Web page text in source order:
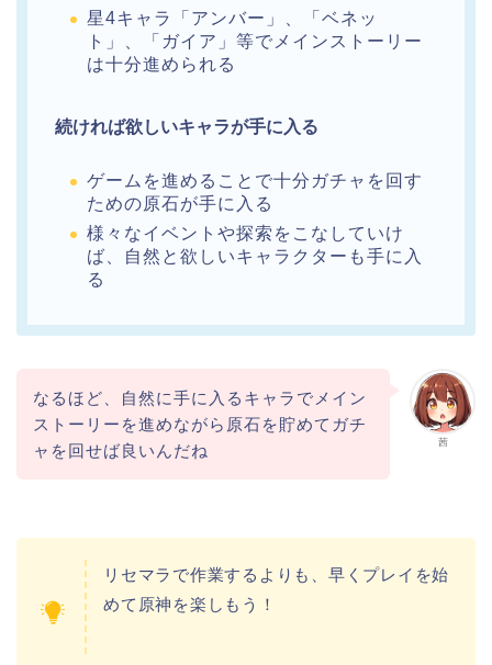
星4キャラ「アンバー」、「ベネッ
ト」、「ガイア」等でメインストーリー
は十分進められる
続ければ欲しいキャラが手に入る
ゲームを進めることで十分ガチャを回す
ための原石が手に入る
様々なイベントや探索をこなしていけ
ば、自然と欲しいキャラクターも手に入
る
茜
なるほど、自然に手に入るキャラでメイン
ストーリーを進めながら原石を貯めてガチ
ャを回せば良いんだね
リセマラで作業するよりも、早くプレイを始
めて原神を楽しもう！